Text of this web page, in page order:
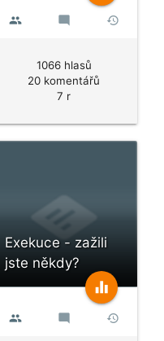
people mode_comment history
1066 hlasů
20 komentářů
7 r
Exekuce - zažili
jste někdy?
equalizer
people mode_comment history